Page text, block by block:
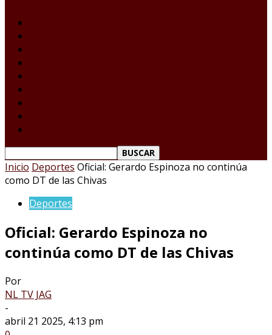
Inicio Deportes Oficial: Gerardo Espinoza no continúa
como DT de las Chivas
Deportes
Oficial: Gerardo Espinoza no
continúa como DT de las Chivas
Por
NL TV JAG
-
abril 21 2025, 4:13 pm